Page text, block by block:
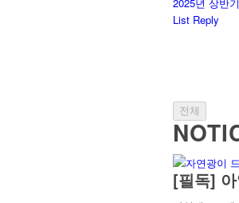
2025년 상반
List Reply
전체
[필독]